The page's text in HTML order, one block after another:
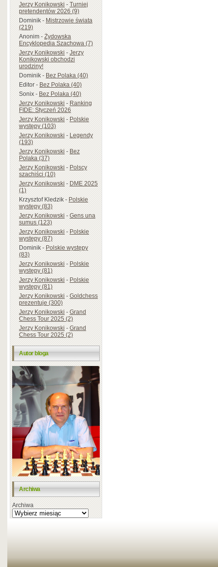
Jerzy Konikowski-Turniej
pretendentów 2026 (9)
Dominik-Mistrzowie świata
(219)
Anonim-Żydowska
Encyklopedia Szachowa (7)
Jerzy Konikowski-Jerzy
Konikowski obchodzi
urodziny!
Dominik-Bez Polaka (40)
Editor-Bez Polaka (40)
Sonix-Bez Polaka (40)
Jerzy Konikowski-Ranking
FIDE: Styczeń 2026
Jerzy Konikowski-Polskie
występy (103)
Jerzy Konikowski-Legendy
(193)
Jerzy Konikowski-Bez
Polaka (37)
Jerzy Konikowski-Polscy
szachiści (10)
Jerzy Konikowski-DME 2025
(1)
Krzysztof Kledzik-Polskie
występy (83)
Jerzy Konikowski-Gens una
sumus (123)
Jerzy Konikowski-Polskie
występy (87)
Dominik-Polskie występy
(83)
Jerzy Konikowski-Polskie
występy (81)
Jerzy Konikowski-Polskie
występy (81)
Jerzy Konikowski-Goldchess
prezentuje (300)
Jerzy Konikowski-Grand
Chess Tour 2025 (2)
Jerzy Konikowski-Grand
Chess Tour 2025 (2)
Autor bloga
Archiwa
Archiwa